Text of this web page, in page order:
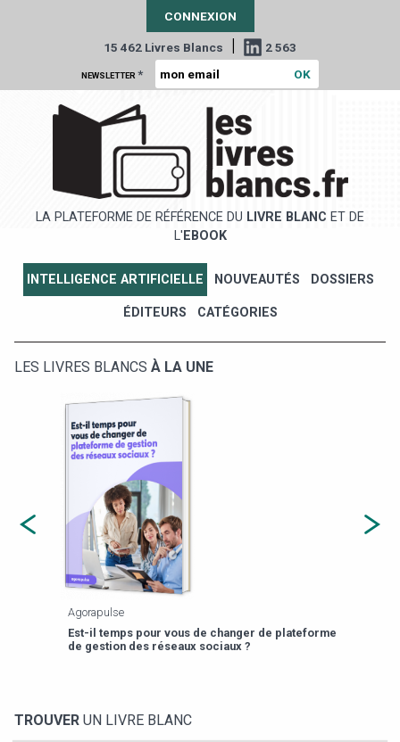
CONNEXION
15 462 Livres Blancs | 2 563
NEWSLETTER *
LA PLATEFORME DE RÉFÉRENCE DU LIVRE BLANC ET DE
L' EBOOK
INTELLIGENCE ARTIFICIELLE NOUVEAUTÉS DOSSIERS
ÉDITEURS CATÉGORIES
LES LIVRES BLANCS À LA UNE
Agorapulse
Est-il temps pour vous de changer de plateforme
de gestion des réseaux sociaux ?
TROUVER UN LIVRE BLANC